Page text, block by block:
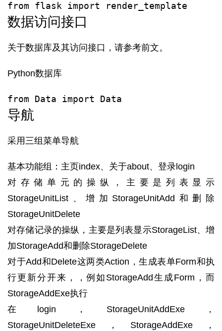
from flask import render_template
数据访问接口
关于数据库及其访问接口，请参考前文。
Python数据库
from Data import Data
导航
采用三组菜单导航
基本功能组：主页index、关于about、登录login
对存储单元的操纵，主要是列表显示
StorageUnitList、增加StorageUnitAdd和删除
StorageUnitDelete
对存储记录的操纵，主要是列表显示StorageList、增
加StorageAdd和删除StorageDelete
对于Add和Delete这两类Action，生成表单Form和执
行更新分开来，，例如StorageAdd生成Form，而
StorageAddExe执行
在login，StorageUnitAddExe，
StorageUnitDeleteExe，StorageAddExe，